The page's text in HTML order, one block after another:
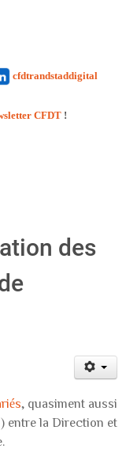
cfdtrandstaddigital
CFDT !
des
, quasiment aussi
entre la Direction et